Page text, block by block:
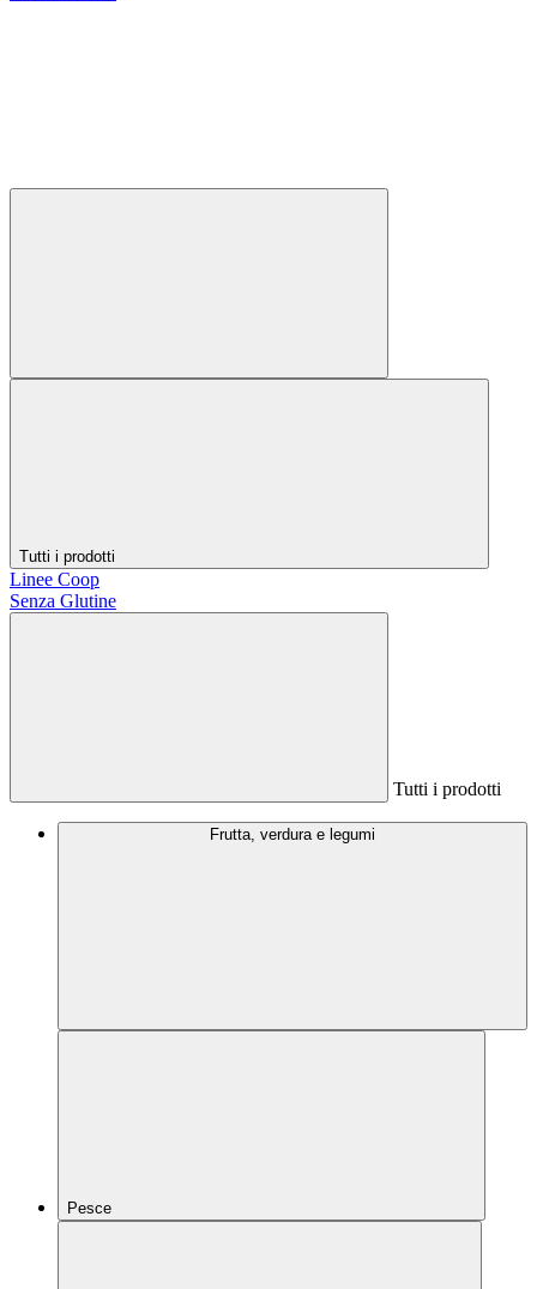
Tutti i prodotti
Linee Coop
Senza Glutine
Tutti i prodotti
Frutta, verdura e legumi
Pesce